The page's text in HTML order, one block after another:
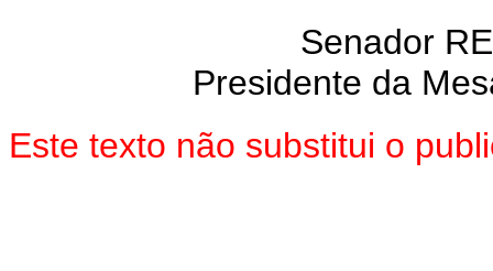
Senador
Presidente da
Este texto não substitui o